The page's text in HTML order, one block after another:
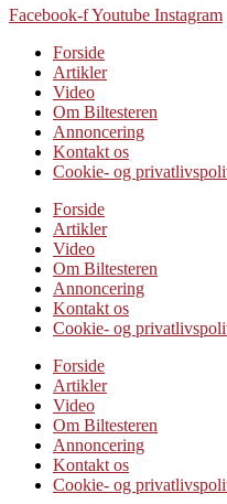
Facebook-fYoutube Instagram
Forside
Artikler
Video
Om Biltesteren
Annoncering
Kontakt os
Cookie- og
Forside
Artikler
Video
Om Biltesteren
Annoncering
Kontakt os
Cookie- og
Forside
Artikler
Video
Om Biltesteren
Annoncering
Kontakt os
Cookie- og